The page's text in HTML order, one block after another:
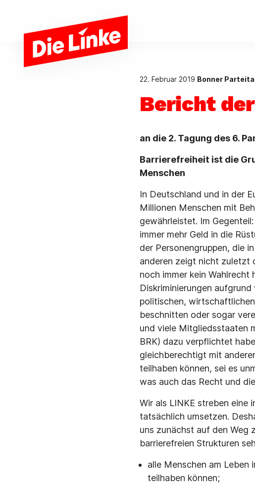
22. Februar 2019 Bonner
Bericht
an die 2. Tagung des 6.
Barrierefreiheit ist die
Menschen
In Deutschland und in der
Millionen Menschen mit
gewährleistet. Im
immer mehr Geld in die
der Personengruppen, die
anderen zeigt nicht zuletzt
noch immer kein
Diskriminierungen
politischen,
beschnitten oder sogar
und viele Mitgliedsstaaten
BRK) dazu verpflichtet
gleichberechtigt mit
teilhaben können, sei es
was auch das Recht und
Wir als LINKE streben eine
tatsächlich umsetzen.
uns zunächst auf den Weg
barrierefreien Strukturen
alle Menschen am Leben
teilhaben können;